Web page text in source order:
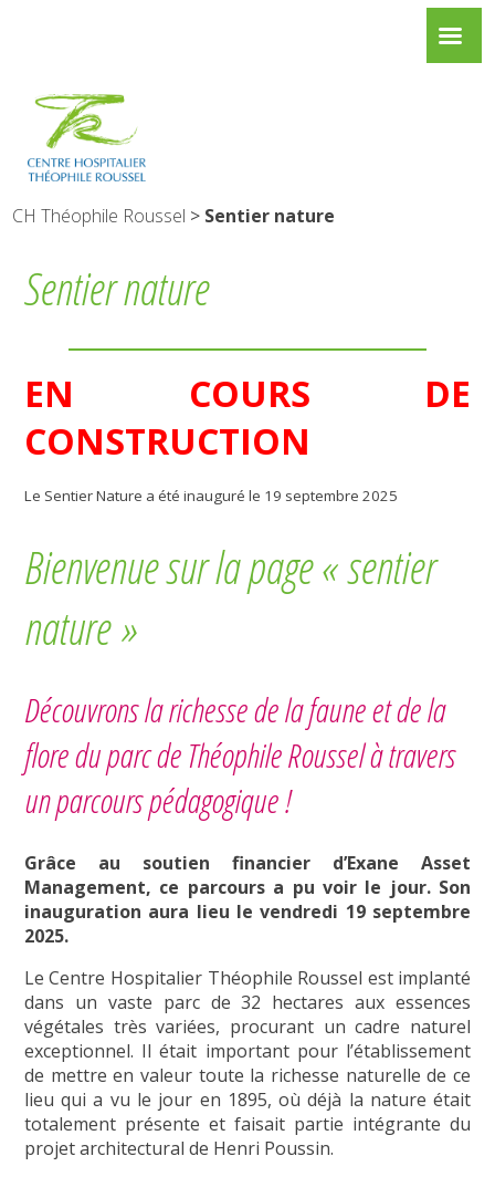
CH Théophile Roussel > Sentier nature
Sentier nature
EN COURS DE
CONSTRUCTION
Le Sentier Nature a été inauguré le 19 septembre 2025
Bienvenue sur la page « sentier
nature »
Découvrons la richesse de la faune et de la
flore du parc de Théophile Roussel à travers
un parcours pédagogique !
Grâce au soutien financier d’Exane Asset
Management, ce parcours a pu voir le jour. Son
inauguration aura lieu le vendredi 19 septembre
2025.
Le Centre Hospitalier Théophile Roussel est implanté
dans un vaste parc de 32 hectares aux essences
végétales très variées, procurant un cadre naturel
exceptionnel. Il était important pour l’établissement
de mettre en valeur toute la richesse naturelle de ce
lieu qui a vu le jour en 1895, où déjà la nature était
totalement présente et faisait partie intégrante du
projet architectural de Henri Poussin.